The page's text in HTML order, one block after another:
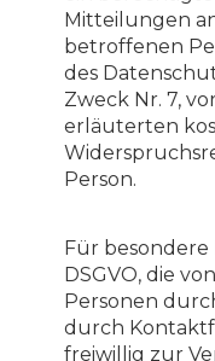
Mitteilungen
betroffenen
des
Zweck Nr. 7,
erläuterten
Person.
Für besondere
DSGVO, die
Personen
durch
freiwillig zur